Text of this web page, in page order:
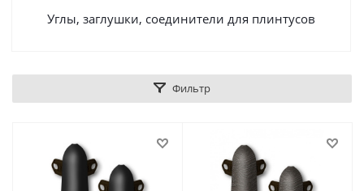
Углы, заглушки, соединители для плинтусов
Фильтр